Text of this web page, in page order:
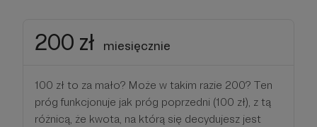
200 zł miesięcznie
100 zł to za mało? Może w takim razie 200? Ten
próg funkcjonuje jak próg poprzedni (100 zł), z tą
różnicą, że kwota, na którą się decydujesz jest